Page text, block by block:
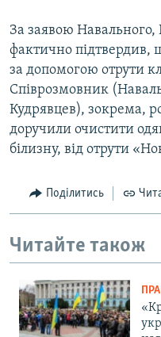
За заявою Навального,
фактично підтвердив,
за допомогою отрути
Співрозмовник
Кудрявцев), зокрема,
доручили очистити
білизну, від отрути
Поділитись
Читайте також